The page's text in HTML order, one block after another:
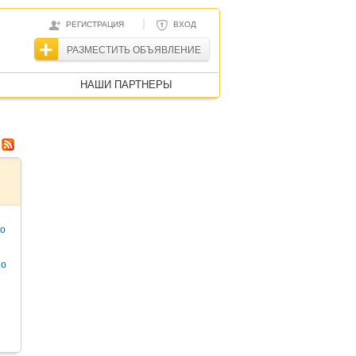
РЕГИСТРАЦИЯ | ВХОД
РАЗМЕСТИТЬ ОБЪЯВЛЕНИЕ
НАШИ ПАРТНЕРЫ